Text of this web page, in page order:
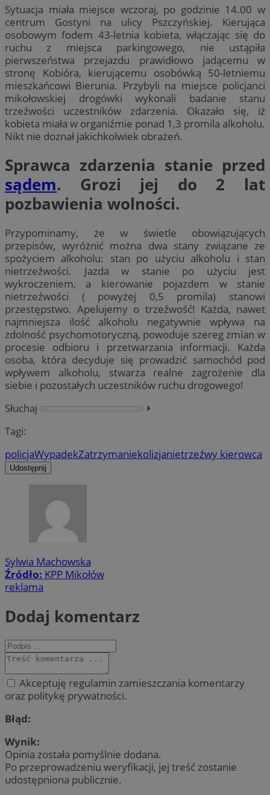
Sytuacja miała miejsce wczoraj, po godzinie 14.00 w
centrum Gostyni na ulicy Pszczyńskiej. Kierująca
osobowym fodem 43-letnia kobieta, włączając się do
ruchu z miejsca parkingowego, nie ustąpiła
pierwszeństwa przejazdu prawidłowo jadącemu w
stronę Kobióra, kierującemu osobówką 50-letniemu
mieszkańcowi Bierunia. Przybyli na miejsce policjanci
mikołowskiej drogówki wykonali badanie stanu
trzeźwości uczestników zdarzenia. Okazało się, iż
kobieta miała w organiźmie ponad 1,3 promila alkoholu.
Nikt nie doznał jakichkolwiek obrażeń.
Sprawca zdarzenia stanie przed
sądem. Grozi jej do 2 lat
pozbawienia wolności.
Przypominamy, że w świetle obowiązujących
przepisów, wyróżnić można dwa stany związane ze
spożyciem alkoholu: stan po użyciu alkoholu i stan
nietrzeźwości. Jazda w stanie po użyciu jest
wykroczeniem, a kierowanie pojazdem w stanie
nietrzeźwości ( powyżej 0,5 promila) stanowi
przestępstwo. Apelujemy o trzeźwość! Każda, nawet
najmniejsza ilość alkoholu negatywnie wpływa na
zdolność psychomotoryczną, powoduje szereg zmian w
procesie odbioru i przetwarzania informacji. Każda
osoba, która decyduje się prowadzić samochód pod
wpływem alkoholu, stwarza realne zagrożenie dla
siebie i pozostałych uczestników ruchu drogowego!
Słuchaj
⏵︎
Tagi:
policjaWypadekZatrzymaniekolizjanietrzeźwy kierowca
Udostępnij
Sylwia Machowska
Źródło: KPP Mikołów
reklama
Dodaj komentarz
Akceptuję regulamin zamieszczania komentarzy
oraz politykę prywatności.
Błąd:
Wynik:
Opinia została pomyślnie dodana.
Po przeprowadzeniu weryfikacji, jej treść zostanie
udostępniona publicznie.